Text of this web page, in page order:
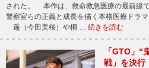
された。 本作は、救命救急医療の最前線
警察官らの正義と成長を描く本格医療ドラ
遥（今田美桜）や桐 … 続きを読む
「GTO」“
戦」を決行